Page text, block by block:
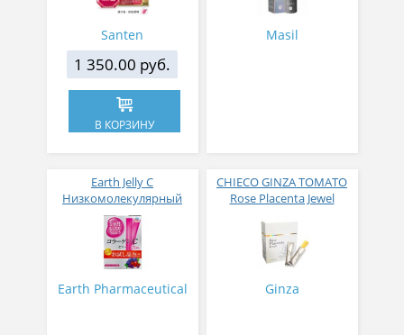
Santen
1 350.00 руб.
В КОРЗИНУ
Masil
Earth Jelly C
Низкомолекулярный
рыбный коллаген с
витамином С и 5
активных компонентов
с ягодным вкусом 8 гр
Earth Pharmaceutical
CHIECO GINZA TOMATO
Rose Placenta Jewel
в желе № 30
Ginza